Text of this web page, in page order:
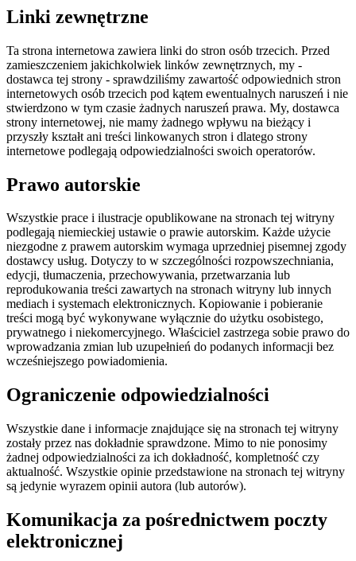
Linki zewnętrzne
Ta strona internetowa zawiera linki do stron osób trzecich. Przed
zamieszczeniem jakichkolwiek linków zewnętrznych, my -
dostawca tej strony - sprawdziliśmy zawartość odpowiednich stron
internetowych osób trzecich pod kątem ewentualnych naruszeń i nie
stwierdzono w tym czasie żadnych naruszeń prawa. My, dostawca
strony internetowej, nie mamy żadnego wpływu na bieżący i
przyszły kształt ani treści linkowanych stron i dlatego strony
internetowe podlegają odpowiedzialności swoich operatorów.
Prawo autorskie
Wszystkie prace i ilustracje opublikowane na stronach tej witryny
podlegają niemieckiej ustawie o prawie autorskim. Każde użycie
niezgodne z prawem autorskim wymaga uprzedniej pisemnej zgody
dostawcy usług. Dotyczy to w szczególności rozpowszechniania,
edycji, tłumaczenia, przechowywania, przetwarzania lub
reprodukowania treści zawartych na stronach witryny lub innych
mediach i systemach elektronicznych. Kopiowanie i pobieranie
treści mogą być wykonywane wyłącznie do użytku osobistego,
prywatnego i niekomercyjnego. Właściciel zastrzega sobie prawo do
wprowadzania zmian lub uzupełnień do podanych informacji bez
wcześniejszego powiadomienia.
Ograniczenie odpowiedzialności
Wszystkie dane i informacje znajdujące się na stronach tej witryny
zostały przez nas dokładnie sprawdzone. Mimo to nie ponosimy
żadnej odpowiedzialności za ich dokładność, kompletność czy
aktualność. Wszystkie opinie przedstawione na stronach tej witryny
są jedynie wyrazem opinii autora (lub autorów).
Komunikacja za pośrednictwem poczty
elektronicznej